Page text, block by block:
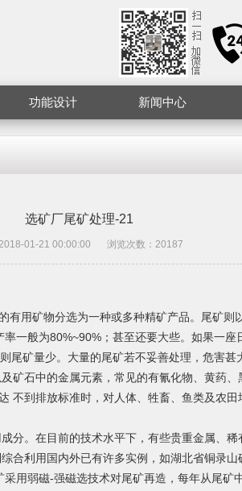
功能设计 新闻中心
选矿厂尾矿处理-21
01-21 00:00:00 浏览次数：20187
有用矿物分选为一种或多种精矿产品。尾矿则
一般为80%~90%；甚至还要大些。如果一
尾矿量少。大量的尾矿若不妥善处理，危害
矿石中的金属元素，常见的有氰化物、黄药、
不到排放标准时，对人体、牲畜、鱼类及农田
分。在目前的技术水平下，有些贵重金属、
合利用国内外已有许多实例，如湖北省铜录山
用弱磁-强磁选技术对尾矿再造，每年从尾矿